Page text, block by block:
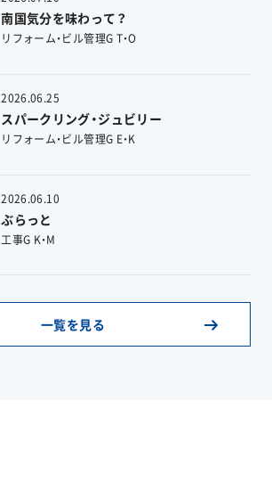
南国気分を味わって？
リフォーム・ビル管理G T・O
2026.06.25
スパークリング・ジュビリー
リフォーム・ビル管理G E・K
2026.06.10
ぶらっと
工事G K・M
一覧を見る